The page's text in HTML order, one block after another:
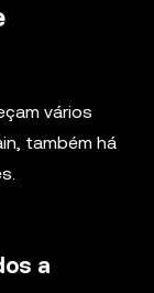
vários
também há
a